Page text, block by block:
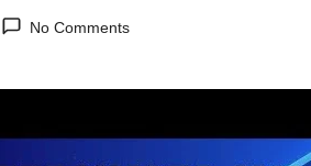
No Comments